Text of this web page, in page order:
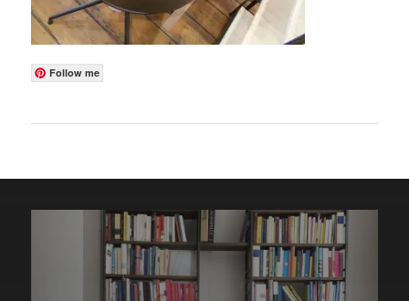
Follow me